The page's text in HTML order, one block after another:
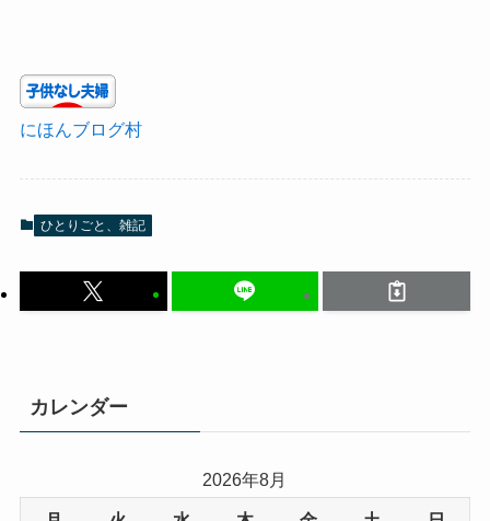
にほんブログ村
ひとりごと、雑記
カレンダー
2026年8月